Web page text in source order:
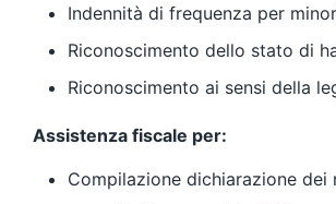
Indennità di frequenza per
Riconoscimento dello stato di
Riconoscimento ai sensi della
Assistenza fiscale per:
Compilazione dichiarazione dei